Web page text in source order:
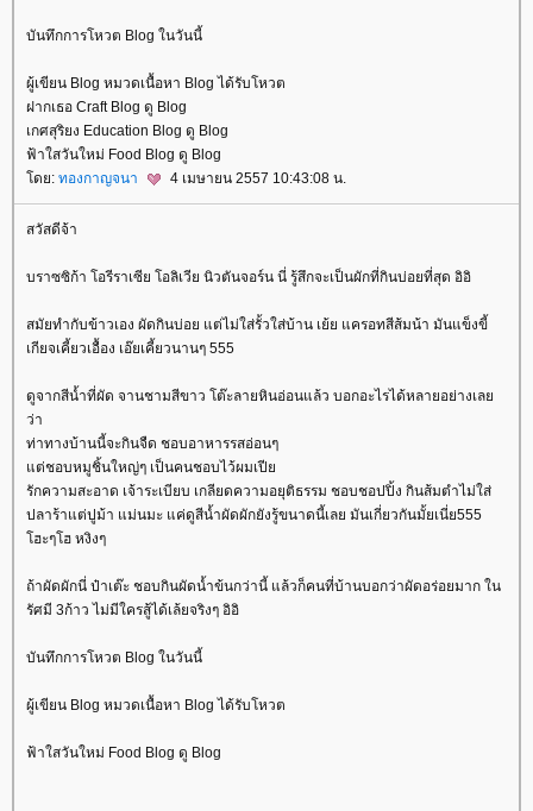
บันทึกการโหวต Blog ในวันนี้
ผู้เขียน Blog หมวดเนื้อหา Blog ได้รับโหวต
ฝากเธอ Craft Blog ดู Blog
เกศสุริยง Education Blog ดู Blog
ฟ้าใสวันใหม่ Food Blog ดู Blog
ดย: ทองกาญจนา 4 เมษายน 2557 10:43:08 น.
สวัสดีจ้า
บราซซิก้า โอรีราเซีย โอลิเวีย นิวตันจอร์น นี่ รู้สึกจะเป็นผักที่กินบ่อยที่สุด อิอิ
สมัยทำกับข้าวเอง ผัดกินบ่อย แต่ไม่ใส่รั้วใส่บ้าน เย้ย แครอทสีส้มน้า มันแข็งขี้
เกียจเคี้ยวเอื้อง เอ๊ยเคี้ยวนานๆ 555
ดูจากสีน้ำที่ผัด จานชามสีขาว โต๊ะลายหินอ่อนแล้ว บอกอะไรได้หลายอย่างเล
ว่า
ท่าทางบ้านนี้จะกินจืด ชอบอาหารรสอ่อนๆ
ต่ชอบหมูชิ้นใหญ่ๆ เป็นคนชอบไว้ผมเปี
รักความสะอาด เจ้าระเบียบ เกลียดความอยุติธรรม ชอบชอปปิ้ง กินส้มตำไม่ใส่
ปลาร้าแต่ปูม้า แม่นมะ แค่ดูสีน้ำผัดผักยังรู้ขนาดนี้เลย มันเกี่ยวกันมั้ยเนี่ย555
ฮะๆโฮ หงิงๆ
ถ้าผัดผักนี่ ป๋าเต๊ะ ชอบกินผัดน้ำข้นกว่านี้ แล้วก็คนที่บ้านบอกว่าผัดอร่อยมาก ใน
รัศมี 3ก้าว ไม่มีใครสู้ได้เล้ยจริงๆ อิอิ
บันทึกการโหวต Blog ในวันนี้
ผู้เขียน Blog หมวดเนื้อหา Blog ได้รับโหวต
ฟ้าใสวันใหม่ Food Blog ดู Blog